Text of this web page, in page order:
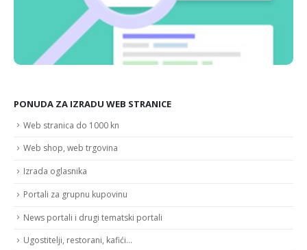
Detaljnije
PONUDA ZA IZRADU WEB STRANICE
Web stranica do 1000 kn
Web shop, web trgovina
Izrada oglasnika
Portali za grupnu kupovinu
News portali i drugi tematski portali
Ugostitelji, restorani, kafići…